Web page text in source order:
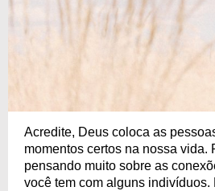
Acredite, Deus coloca as
momentos certos na nossa vida.
pensando muito sobre as
você tem com alguns indivíduos.